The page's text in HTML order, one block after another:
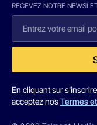
RECEVEZ NOTRE
En cliquant sur
acceptez nosTermes